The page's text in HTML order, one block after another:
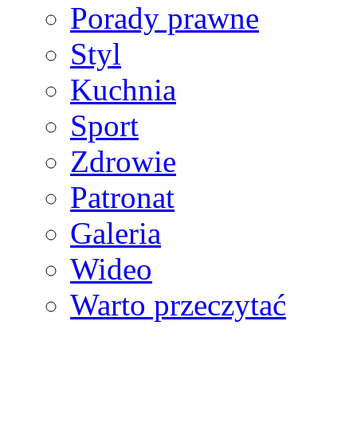
Porady prawne
Styl
Kuchnia
Sport
Zdrowie
Patronat
Galeria
Wideo
Warto przeczytać